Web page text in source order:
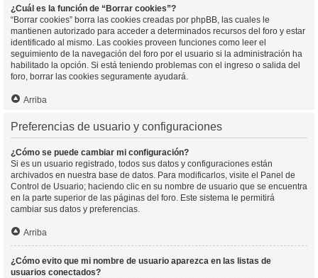
¿Cuál es la función de “Borrar cookies”?
“Borrar cookies” borra las cookies creadas por phpBB, las cuales le
mantienen autorizado para acceder a determinados recursos del foro y estar
identificado al mismo. Las cookies proveen funciones como leer el
seguimiento de la navegación del foro por el usuario si la administración ha
habilitado la opción. Si está teniendo problemas con el ingreso o salida del
foro, borrar las cookies seguramente ayudará.
Arriba
Preferencias de usuario y configuraciones
¿Cómo se puede cambiar mi configuración?
Si es un usuario registrado, todos sus datos y configuraciones están
archivados en nuestra base de datos. Para modificarlos, visite el Panel de
Control de Usuario; haciendo clic en su nombre de usuario que se encuentra
en la parte superior de las páginas del foro. Este sistema le permitirá
cambiar sus datos y preferencias.
Arriba
¿Cómo evito que mi nombre de usuario aparezca en las listas de
usuarios conectados?